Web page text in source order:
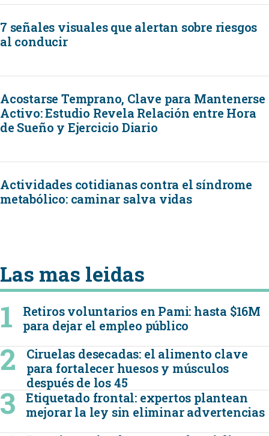
7 señales visuales que alertan sobre riesgos
al conducir
Acostarse Temprano, Clave para Mantenerse
Activo: Estudio Revela Relación entre Hora
de Sueño y Ejercicio Diario
Actividades cotidianas contra el síndrome
metabólico: caminar salva vidas
Las mas leidas
Retiros voluntarios en Pami: hasta $16M
para dejar el empleo público
Ciruelas desecadas: el alimento clave
para fortalecer huesos y músculos
después de los 45
Etiquetado frontal: expertos plantean
mejorar la ley sin eliminar advertencias